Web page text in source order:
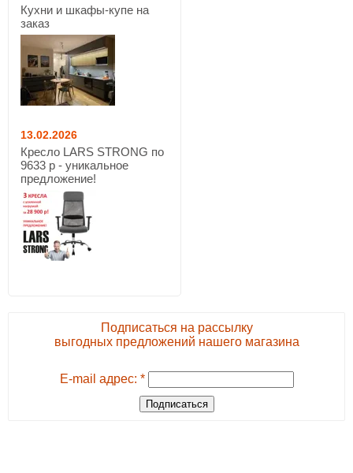
Кухни и шкафы-купе на
заказ
13.02.2026
Кресло LARS STRONG по
9633 р - уникальное
предложение!
Подписаться на рассылку
выгодных предложений нашего магазина
E-mail адрес: *